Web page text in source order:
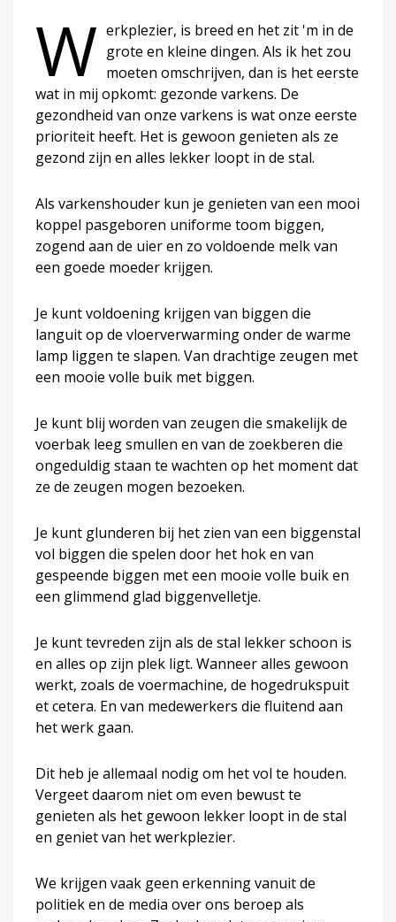
W erkplezier, is breed en het zit 'm in de
grote en kleine dingen. Als ik het zou
moeten omschrijven, dan is het eerste
wat in mij opkomt: gezonde varkens. De
gezondheid van onze varkens is wat onze eerste
prioriteit heeft. Het is gewoon genieten als ze
gezond zijn en alles lekker loopt in de stal.
Als varkenshouder kun je genieten van een mooi
koppel pasgeboren uniforme toom biggen,
zogend aan de uier en zo voldoende melk van
een goede moeder krijgen.
Je kunt voldoening krijgen van biggen die
languit op de vloerverwarming onder de warme
lamp liggen te slapen. Van drachtige zeugen met
een mooie volle buik met biggen.
Je kunt blij worden van zeugen die smakelijk de
voerbak leeg smullen en van de zoekberen die
ongeduldig staan te wachten op het moment dat
ze de zeugen mogen bezoeken.
Je kunt glunderen bij het zien van een biggenstal
vol biggen die spelen door het hok en van
gespeende biggen met een mooie volle buik en
een glimmend glad biggenvelletje.
Je kunt tevreden zijn als de stal lekker schoon is
en alles op zijn plek ligt. Wanneer alles gewoon
werkt, zoals de voermachine, de hogedrukspuit
et cetera. En van medewerkers die fluitend aan
het werk gaan.
Dit heb je allemaal nodig om het vol te houden.
Vergeet daarom niet om even bewust te
genieten als het gewoon lekker loopt in de stal
en geniet van het werkplezier.
We krijgen vaak geen erkenning vanuit de
politiek en de media over ons beroep als